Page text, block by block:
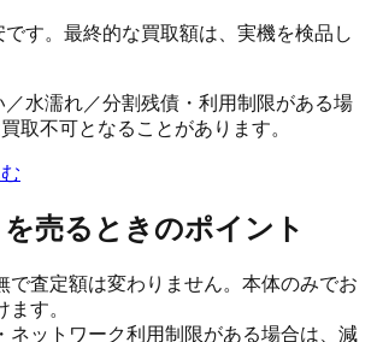
す。最終的な買取額は、実機を検品し
水濡れ／分割残債・利用制限がある場
取不可となることがあります。
を売るときのポイント
で査定額は変わりません。本体のみでお
す。
ネットワーク利用制限がある場合は、減